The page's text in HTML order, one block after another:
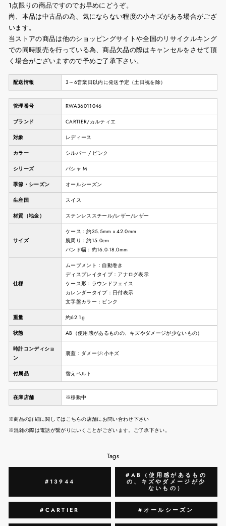
1点限りの商品ですのでお早めにどうぞ。
尚、本品は中古品の為、気にならない程度の小キズがある場合がござ
います。
当ストアの商品は他のショッピングサイトや全国のリサイクルキング
での同時販売を行っている為、商品欠品の際はキャンセルをさせて頂
く場合がございますので予めご了承下さい。
配送情報 3～6営業日以内に発送予定（土日祝を除）
管理番号 RWA36011046
ブランド CARTIER/カルティエ
対象 レディース
カラー シルバー / ピンク
シリーズ パシャ M
季節・シーズン オールシーズン
生産国 スイス
材質（地金） ステンレススチール/レザー/レザー
サイズ
ケース：約35.5mm x 42.0mm
腕周り：約15.0cm
バンド幅：約16.0-18.0mm
仕様
ムーブメント：自動巻き
ディスプレイタイプ：アナログ表示
ケース形：ラウンドフェイス
カレンダータイプ：日付表示
文字盤カラー：ピンク
重量 約62.1g
状態 AB（使用感があるものの、キズやダメージが少ないもの）
時計コンディショ
ン
裏蓋：ダメージ:小キズ
付属品 替えベルト
在庫店舗 ※移動中
※商品の詳細に関してはこちらの店舗にお問い合わせ下さい
※混雑の際は電話が繋がりにいくことがございます。ご了承下さい。
Tags
#13944
#AB（使用感があるもの
の、キズやダメージが少
ないもの）
#CARTIER #オールシーズン